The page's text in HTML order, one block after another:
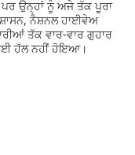
ਉਨ੍ਹਾਂ ਨੂੰ ਅਜੇ ਤੱਕ ਪੂਰਾ
ਨੈਸ਼ਨਲ ਹਾਈਵੇਅ
ਤੱਕ ਵਾਰ-ਵਾਰ ਗੁਹਾਰ
ਹੱਲ ਨਹੀਂ ਹੋਇਆ।